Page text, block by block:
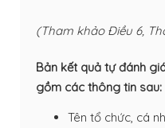
(Tham khảo Điều 6,
Bản kết quả tự đánh
gồm các thông tin sau:
Tên tổ chức, cá